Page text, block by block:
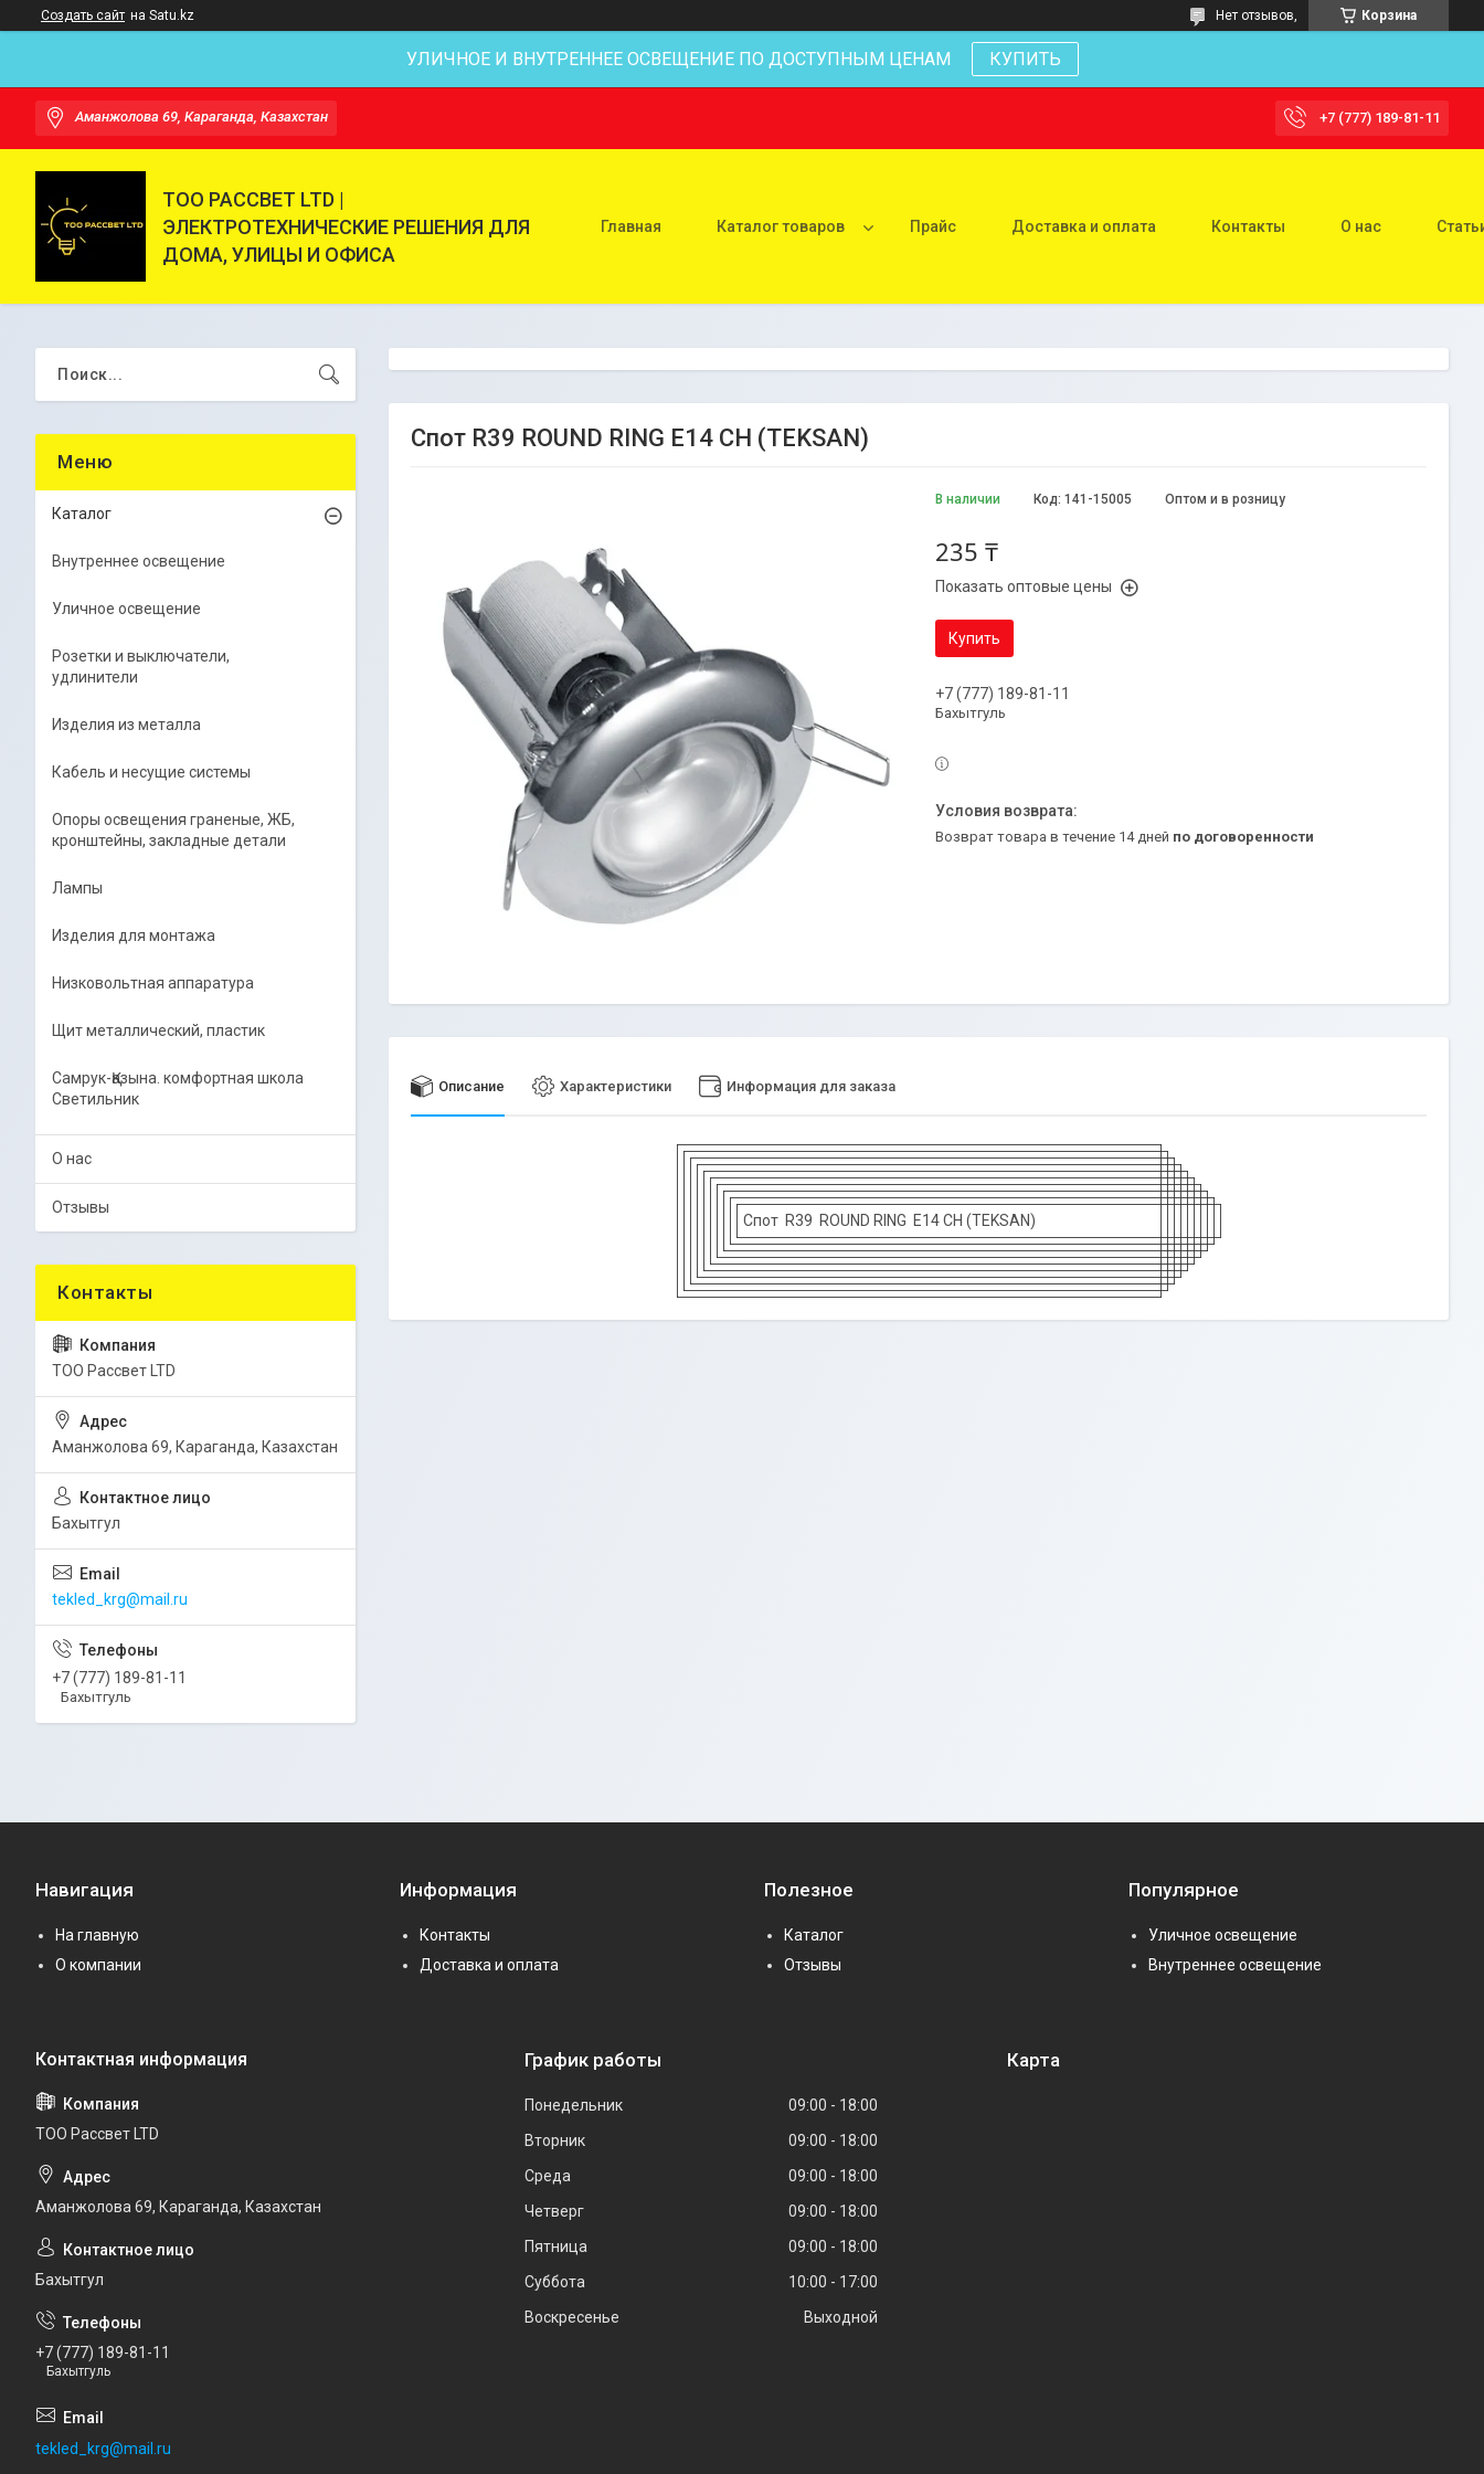
Создать сайт на Satu.kz Корзина
Нет отзывов,
УЛИЧНОЕ И ВНУТРЕННЕЕ ОСВЕЩЕНИЕ ПО ДОСТУПНЫМ ЦЕНАМ КУПИТЬ
Аманжолова 69, Караганда, Казахстан +7 (777) 189-81-11
ТОО РАССВЕТ LTD |
ЭЛЕКТРОТЕХНИЧЕСКИЕ РЕШЕНИЯ ДЛЯ
ДОМА, УЛИЦЫ И ОФИСА
Главная Каталог товаров Прайс Доставка и оплата Контакты О нас
Спот R39 ROUND RING E14 CH (TEKSAN)
В наличии Оптом и в розницу
Код: 141-15005
235 ₸
Показать оптовые цены
Купить
+7 (777) 189-81-11
Бахытгуль
возврат товара в течение 14 дней по договоренности
Описание Характеристики Информация для заказа
Спот R39 ROUND RING E14 CH (TEKSAN)
Каталог
Внутреннее освещение
Уличное освещение
Розетки и выключатели,
удлинители
Изделия из металла
Кабель и несущие системы
Опоры освещения граненые, ЖБ,
кронштейны, закладные детали
Лампы
Изделия для монтажа
Низковольтная аппаратура
Щит металлический, пластик
Самрук-Қазына. комфортная школа
Светильник
О нас
Отзывы
ТОО Рассвет LTD
Аманжолова 69, Караганда, Казахстан
Бахытгул
tekled_krg@mail.ru
+7 (777) 189-81-11
Бахытгуль
Навигация
На главную
О компании
Информация
Контакты
Доставка и оплата
Полезное
Каталог
Отзывы
Популярное
Уличное освещение
Внутреннее освещение
ТОО Рассвет LTD
Аманжолова 69, Караганда, Казахстан
Бахытгул
+7 (777) 189-81-11
Бахытгуль
tekled_krg@mail.ru
График работы
Понедельник 09:00
18:00
Вторник
09:00
18:00
Среда
09:00
18:00
Четверг
09:00
18:00
Пятница
09:00
18:00
Суббота
10:00
17:00
Воскресенье
Выходной
Карта